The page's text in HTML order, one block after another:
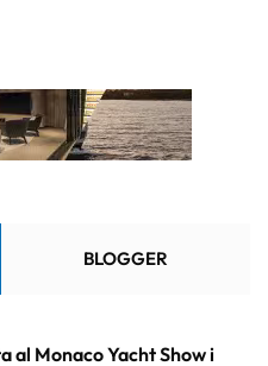
BLOGGER
al Monaco Yacht Show i